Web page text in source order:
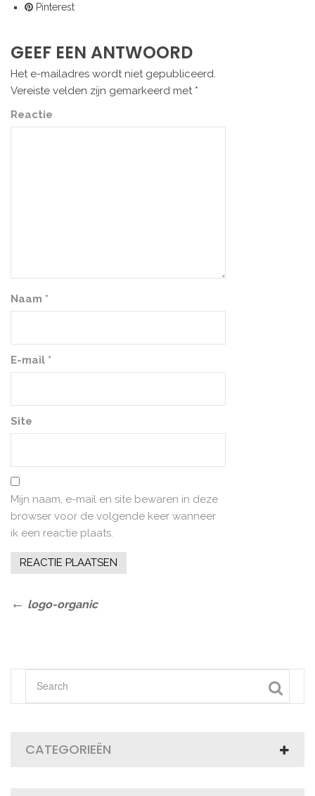
Pinterest
GEEF EEN ANTWOORD
Het e-mailadres wordt niet gepubliceerd.
Vereiste velden zijn gemarkeerd met *
Reactie
Naam *
E-mail *
Site
Mijn naam, e-mail en site bewaren in deze
browser voor de volgende keer wanneer
ik een reactie plaats.
Bericht
Previous
logo-organic
CATEGORIEËN